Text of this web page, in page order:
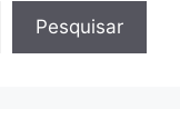
Pesquisar